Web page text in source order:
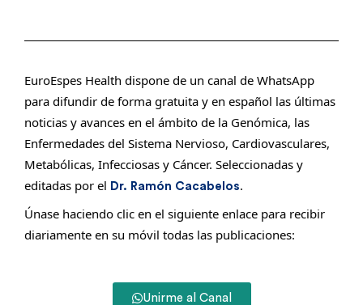
EuroEspes Health dispone de un canal de WhatsApp
para difundir de forma gratuita y en español las últimas
noticias y avances en el ámbito de la Genómica, las
Enfermedades del Sistema Nervioso, Cardiovasculares,
Metabólicas, Infecciosas y Cáncer. Seleccionadas y
editadas por el Dr. Ramón Cacabelos.
Únase haciendo clic en el siguiente enlace para recibir
diariamente en su móvil todas las publicaciones:
Unirme al Canal